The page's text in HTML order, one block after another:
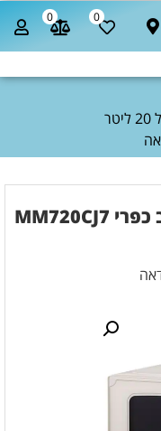
0
0
/ מיקרוגל 20 ליטר
מיקרוגל 20 ליטר מכני בעיצוב כפרי MM720CJ7